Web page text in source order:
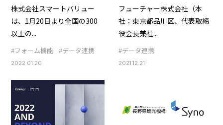
株式会社スマートバリュー
は、1月20日より全国の300
以上の...
#フォーム機能 #データ連携
2022.01.20
フューチャー株式会社（本
社：東京都品川区、代表取締
役会長兼社...
#データ連携
2021.12.21